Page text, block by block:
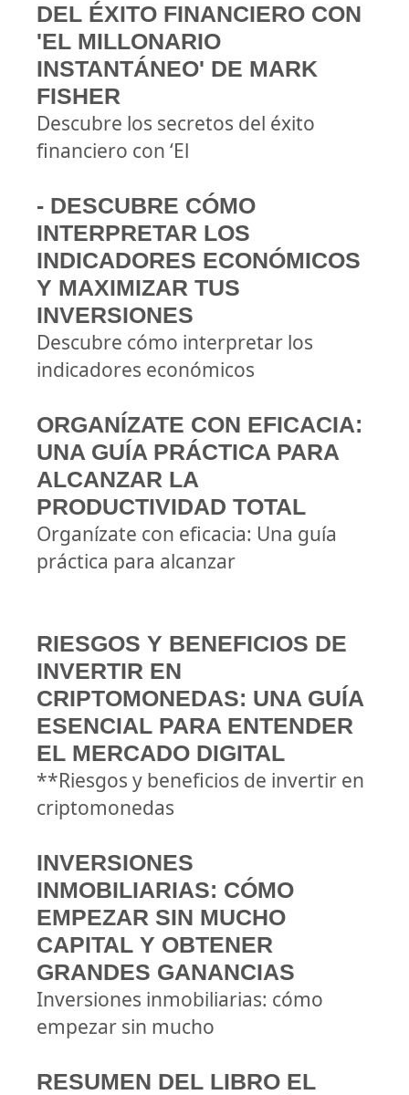
DEL ÉXITO FINANCIERO CON
'EL MILLONARIO
INSTANTÁNEO' DE MARK
FISHER
Descubre los secretos del éxito
financiero con ‘El
- DESCUBRE CÓMO
INTERPRETAR LOS
INDICADORES ECONÓMICOS
Y MAXIMIZAR TUS
INVERSIONES
Descubre cómo interpretar los
indicadores económicos
ORGANÍZATE CON EFICACIA:
UNA GUÍA PRÁCTICA PARA
ALCANZAR LA
PRODUCTIVIDAD TOTAL
Organízate con eficacia: Una guía
práctica para alcanzar
RIESGOS Y BENEFICIOS DE
INVERTIR EN
CRIPTOMONEDAS: UNA GUÍA
ESENCIAL PARA ENTENDER
EL MERCADO DIGITAL
**Riesgos y beneficios de invertir en
criptomonedas
INVERSIONES
INMOBILIARIAS: CÓMO
EMPEZAR SIN MUCHO
CAPITAL Y OBTENER
GRANDES GANANCIAS
Inversiones inmobiliarias: cómo
empezar sin mucho
RESUMEN DEL LIBRO EL